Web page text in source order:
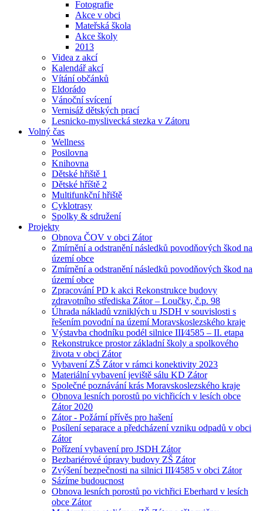
Fotografie
Akce v obci
Mateřská škola
Akce školy
2013
Videa z akcí
Kalendář akcí
Vítání občánků
Eldorádo
Vánoční svícení
Vernisáž dětských prací
Lesnicko-myslivecká stezka v Zátoru
Volný čas
Wellness
Posilovna
Knihovna
Dětské hřiště 1
Dětské hříště 2
Multifunkční hřiště
Cyklotrasy
Spolky & sdružení
Projekty
Obnova ČOV v obci Zátor
Zmírnění a odstranění následků povodňových škod na
území obce
Zmírnění a odstranění následků povodňových škod na
území obce
Zpracování PD k akci Rekonstrukce budovy
zdravotního střediska Zátor – Loučky, č.p. 98
Úhrada nákladů vzniklých u JSDH v souvislosti s
řešením povodní na území Moravskoslezského kraje
Výstavba chodníku podél silnice III⁄4585 – II. etapa
Rekonstrukce prostor základní školy a spolkového
života v obci Zátor
Vybavení ZŠ Zátor v rámci konektivity 2023
Materiální vybavení jeviště sálu KD Zátor
Společné poznávání krás Moravskoslezského kraje
Obnova lesních porostů po vichřicích v lesích obce
Zátor 2020
Zátor - Požární přívěs pro hašení
Posílení separace a předcházení vzniku odpadů v obci
Zátor
Pořízení vybavení pro JSDH Zátor
Bezbariérové úpravy budovy ZŠ Zátor
Zvýšení bezpečnosti na silnici III⁄4585 v obci Zátor
Sázíme budoucnost
Obnova lesních porostů po vichřici Eberhard v lesích
obce Zátor